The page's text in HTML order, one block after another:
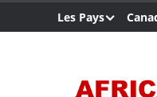
Les Pays